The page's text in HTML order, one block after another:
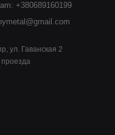
+380689160199
ул. Гаванская 2
проезда